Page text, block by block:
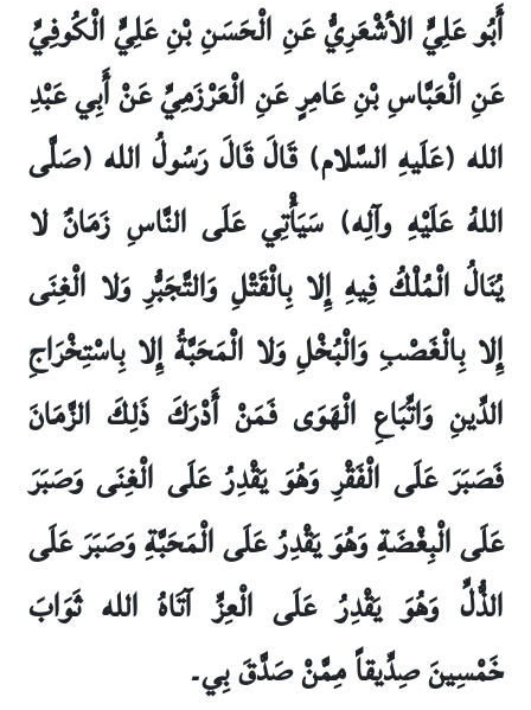
أَبُو عَلِيٍّ الأشْعَرِيُّ عَنِ الْحَسَنِ بْنِ عَلِيٍّ الْكُوفِيِّ
عَنِ الْعَبَّاسِ بْنِ عَامِرٍ عَنِ الْعَرْزَمِيِّ عَنْ أَبِي عَبْدِ
الله (عَلَيهِ السَّلام) قَالَ قَالَ رَسُولُ الله (صَلَّى
اللهُ عَلَيْهِ وآلِه) سَيَأْتِي عَلَى النَّاسِ زَمَانٌ لا
يُنَالُ الْمُلْكُ فِيهِ إِلا بِالْقَتْلِ وَالتَّجَبُّرِ وَلا الْغِنَى
إِلا بِالْغَصْبِ وَالْبُخْلِ وَلا الْمَحَبَّةُ إِلا بِاسْتِخْرَاجِ
الدِّينِ وَاتِّبَاعِ الْهَوَى فَمَنْ أَدْرَكَ ذَلِكَ الزَّمَانَ
فَصَبَرَ عَلَى الْفَقْرِ وَهُوَ يَقْدِرُ عَلَى الْغِنَى وَصَبَرَ
عَلَى الْبِغْضَةِ وَهُوَ يَقْدِرُ عَلَى الْمَحَبَّةِ وَصَبَرَ عَلَى
الذُّلِّ وَهُوَ يَقْدِرُ عَلَى الْعِزِّ آتَاهُ الله ثَوَابَ
خَمْسِينَ صِدِّيقاً مِمَّنْ صَدَّقَ بِي۔